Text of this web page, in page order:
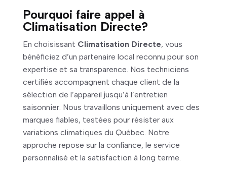
Pourquoi faire appel à
Climatisation Directe?
En choisissant Climatisation Directe, vous
bénéficiez d’un partenaire local reconnu pour son
expertise et sa transparence. Nos techniciens
certifiés accompagnent chaque client de la
sélection de l’appareil jusqu’à l’entretien
saisonnier. Nous travaillons uniquement avec des
marques fiables, testées pour résister aux
variations climatiques du Québec. Notre
approche repose sur la confiance, le service
personnalisé et la satisfaction à long terme.